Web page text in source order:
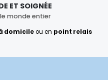
ET SOIGNÉE
monde entier
domicileou en point relais